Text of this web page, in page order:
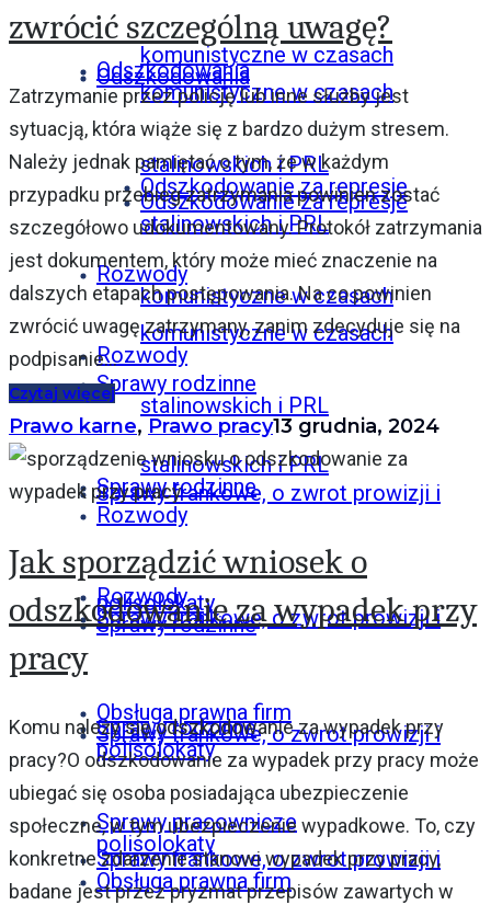
komunistyczne w czasach
stalinowskich i PRL
Rozwody
Sprawy rodzinne
Sprawy frankowe, o zwrot prowizji i
polisolokaty
Obsługa prawna firm
komunistyczne w czasach
stalinowskich i PRL
Rozwody
Sprawy rodzinne
Sprawy frankowe, o zwrot prowizji i
polisolokaty
Obsługa prawna firm
Sprawy pracownicze
Odszkodowania
Odszkodowanie za represje
komunistyczne w czasach
stalinowskich i PRL
Rozwody
Sprawy rodzinne
Sprawy frankowe, o zwrot prowizji i
Odszkodowania
Odszkodowanie za represje
komunistyczne w czasach
stalinowskich i PRL
Rozwody
Sprawy rodzinne
Sprawy frankowe, o zwrot prowizji i
polisolokaty
zwrócić szczególną uwagę?
Zatrzymanie przez policję lub inne służby jest
sytuacją, która wiąże się z bardzo dużym stresem.
Należy jednak pamiętać o tym, że w każdym
przypadku przebieg zatrzymania powinien zostać
szczegółowo udokumentowany. Protokół zatrzymania
jest dokumentem, który może mieć znaczenie na
dalszych etapach postępowania. Na co powinien
zwrócić uwagę zatrzymany, zanim zdecyduje się na
podpisanie...
Czytaj więcej
Prawo karne, Prawo pracy13 grudnia, 2024
Jak sporządzić wniosek o
odszkodowanie za wypadek przy
pracy
Komu należy się odszkodowanie za wypadek przy
pracy?O odszkodowanie za wypadek przy pracy może
ubiegać się osoba posiadająca ubezpieczenie
społeczne, w tym ubezpieczenie wypadkowe. To, czy
konkretne zdarzenie stanowi wypadek przy pracy,
badane jest przez pryzmat przepisów zawartych w